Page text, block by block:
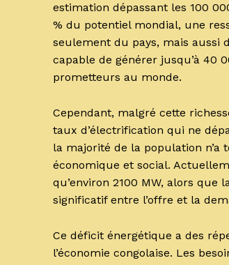
estimation dépassant les 100
% du potentiel mondial, une
seulement du pays, mais aussi
capable de générer jusqu’à 40
prometteurs au monde.
Cependant, malgré cette
taux d’électrification qui ne
la majorité de la population n’a
économique et social.
qu’environ 2100 MW, alors que
significatif entre l’offre et la
Ce déficit énergétique a des
l’économie congolaise. Les